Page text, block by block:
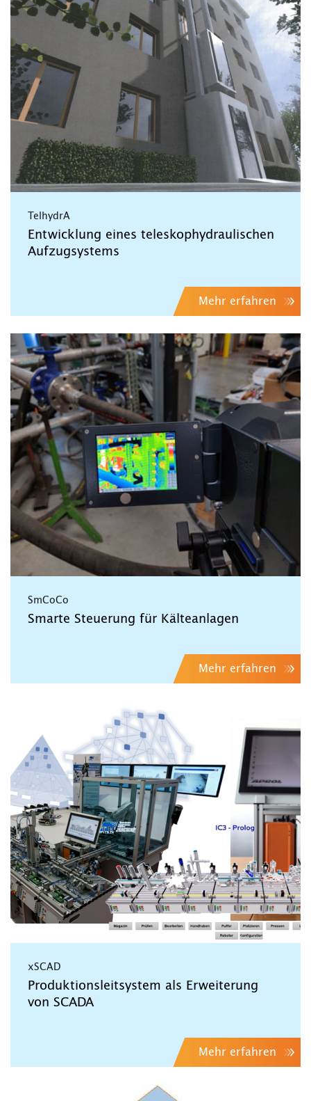
TelhydrA
Entwicklung eines teleskophydraulischen
Aufzugsystems
Mehr erfahren
SmCoCo
Smarte Steuerung für Kälteanlagen
Mehr erfahren
xSCAD
Produktionsleitsystem als Erweiterung
von SCADA
Mehr erfahren